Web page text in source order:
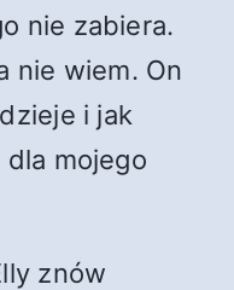
nie zabiera.
nie wiem. On
i jak
mojego
znów